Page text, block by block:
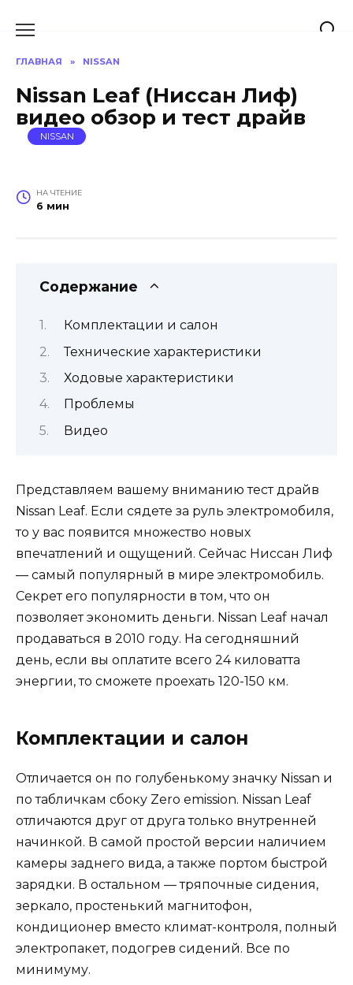
ГЛАВНАЯ » NISSAN
Nissan Leaf (Ниссан Лиф)
видео обзор и тест драйв
NISSAN
НА ЧТЕНИЕ
6 мин
Содержание
Комплектации и салон
Технические характеристики
Ходовые характеристики
Проблемы
Видео
Представляем вашему вниманию тест драйв
Nissan Leaf. Если сядете за руль электромобиля,
то у вас появится множество новых
впечатлений и ощущений. Сейчас Ниссан Лиф
— самый популярный в мире электромобиль.
Секрет его популярности в том, что он
позволяет экономить деньги. Nissan Leaf начал
продаваться в 2010 году. На сегодняшний
день, если вы оплатите всего 24 киловатта
энергии, то сможете проехать 120-150 км.
Комплектации и салон
Отличается он по голубенькому значку Nissan и
по табличкам сбоку Zero emission. Nissan Leaf
отличаются друг от друга только внутренней
начинкой. В самой простой версии наличием
камеры заднего вида, а также портом быстрой
зарядки. В остальном — тряпочные сидения,
зеркало, простенький магнитофон,
кондиционер вместо климат-контроля, полный
электропакет, подогрев сидений. Все по
минимуму.